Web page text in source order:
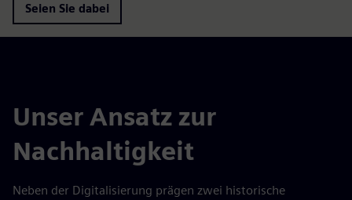
Seien Sie dabei
Unser Ansatz zur
Nachhaltigkeit
Neben der Digitalisierung prägen zwei historische